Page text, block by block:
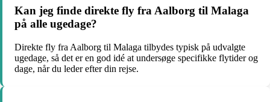
Kan jeg finde direkte fly fra Aalborg til Malaga
på alle ugedage?
Direkte fly fra Aalborg til Malaga tilbydes typisk på udvalgte
ugedage, så det er en god idé at undersøge specifikke flytider og
dage, når du leder efter din rejse.